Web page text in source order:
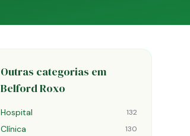
Outras categorias em
Belford Roxo
Hospital 132
Clínica 130